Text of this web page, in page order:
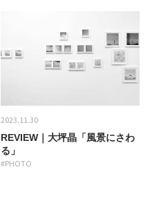
2023.11.30
REVIEW｜大坪晶「風景にさわ
る」
#PHOTO